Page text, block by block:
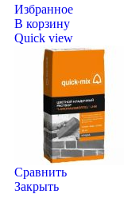
Избранное
В корзину
Quick view
Сравнить
Закрыть